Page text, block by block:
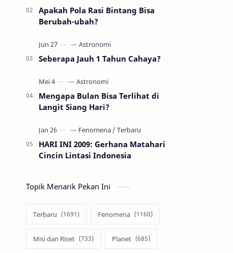
22…
Apakah Pola Rasi Bintang Bisa
Berubah-ubah?
Seberapa Jauh 1 Tahun Cahaya?
Mengapa Bulan Bisa Terlihat di
Langit Siang Hari?
HARI INI 2009: Gerhana Matahari
Cincin Lintasi Indonesia
Topik Menarik Pekan Ini
Terbaru Fenomena
Misi dan Riset Planet